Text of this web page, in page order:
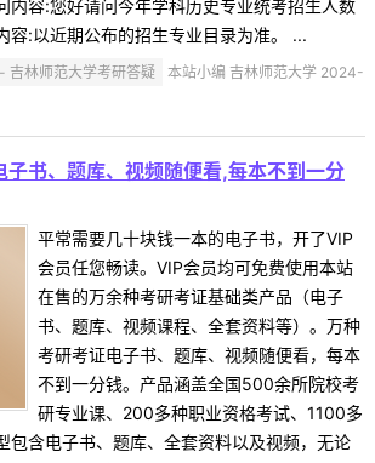
容:您好请问今年学科历史专业统考招生人数
容:以近期公布的招生专业目录为准。 ...
吉林师范大学考研答疑
本站小编 吉林师范大学 2024-
子书、题库、视频随便看,每本不到一分
平常需要几十块钱一本的电子书，开了VIP
会员任您畅读。VIP会员均可免费使用本站
在售的万余种考研考证基础类产品（电子
书、题库、视频课程、全套资料等）。万种
考研考证电子书、题库、视频随便看，每本
不到一分钱。产品涵盖全国500余所院校考
研专业课、200多种职业资格考试、1100多
包含电子书、题库、全套资料以及视频，无论